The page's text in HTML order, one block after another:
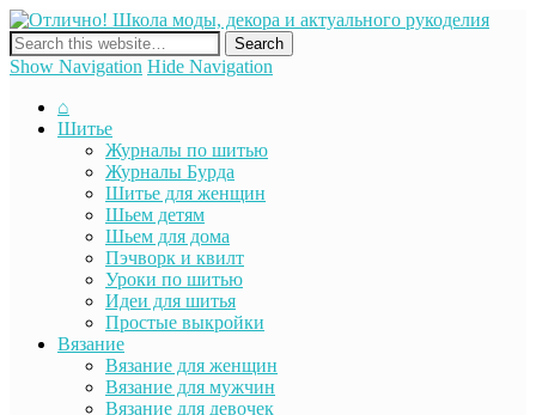
сайт о декоре, дизайне и моде, вязании, шитье и других видах
рукоделия
Show Navigation Hide Navigation
⌂
Шитье
Журналы по шитью
Журналы Бурда
Шитье для женщин
Шьем детям
Шьем для дома
Пэчворк и квилт
Уроки по шитью
Идеи для шитья
Простые выкройки
Вязание
Вязание для женщин
Вязание для мужчин
Вязание для девочек